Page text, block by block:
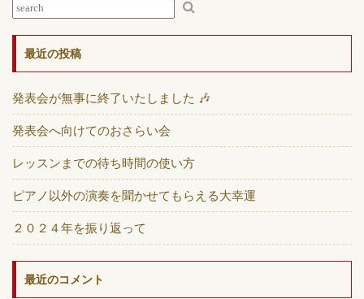
最近の投稿
発表会が無事に終了いたしました 🎶
発表会へ向けてのおさらい会
レッスンまでの待ち時間の使い方
ピアノ以外の演奏を聞かせてもらえる大幸運
２０２４年を振り返って
最近のコメント